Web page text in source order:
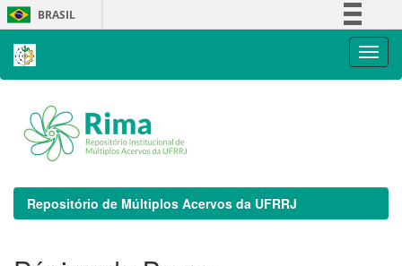
Skip
navigation
BRASIL
Repositório de Múltiplos Acervos da UFRRJ